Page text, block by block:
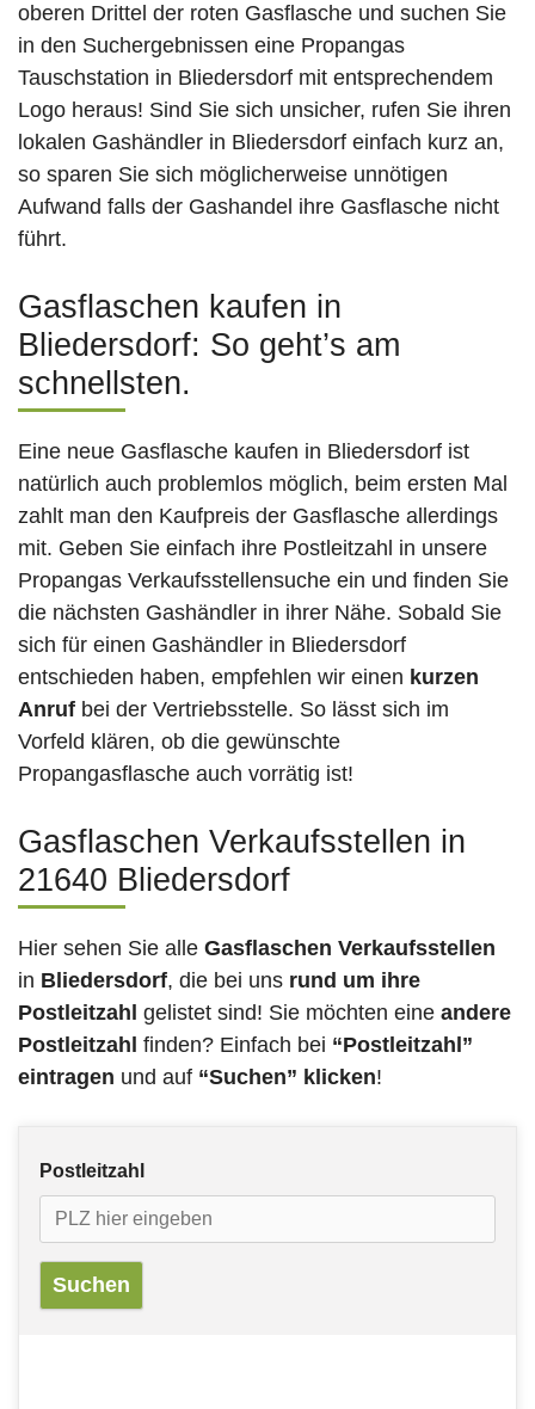
oberen Drittel der roten Gasflasche und suchen Sie
in den Suchergebnissen eine Propangas
Tauschstation in Bliedersdorf mit entsprechendem
Logo heraus! Sind Sie sich unsicher, rufen Sie ihren
lokalen Gashändler in Bliedersdorf einfach kurz an,
so sparen Sie sich möglicherweise unnötigen
Aufwand falls der Gashandel ihre Gasflasche nicht
führt.
Gasflaschen kaufen in
Bliedersdorf: So geht’s am
schnellsten.
Eine neue Gasflasche kaufen in Bliedersdorf ist
natürlich auch problemlos möglich, beim ersten Mal
zahlt man den Kaufpreis der Gasflasche allerdings
mit. Geben Sie einfach ihre Postleitzahl in unsere
Propangas Verkaufsstellensuche ein und finden Sie
die nächsten Gashändler in ihrer Nähe. Sobald Sie
sich für einen Gashändler in Bliedersdorf
entschieden haben, empfehlen wir einen kurzen
Anruf bei der Vertriebsstelle. So lässt sich im
Vorfeld klären, ob die gewünschte
Propangasflasche auch vorrätig ist!
Gasflaschen Verkaufsstellen in
21640 Bliedersdorf
Hier sehen Sie alle Gasflaschen Verkaufsstellen
in Bliedersdorf, die bei uns rund um ihre
Postleitzahl gelistet sind! Sie möchten eine andere
Postleitzahl finden? Einfach bei “Postleitzahl”
eintragen und auf “Suchen” klicken!
Postleitzahl